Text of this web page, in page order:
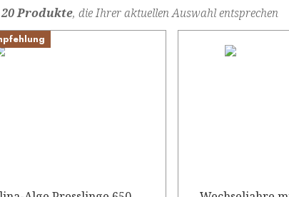
20 Produkte, die Ihrer aktuellen Auswahl entsprechen